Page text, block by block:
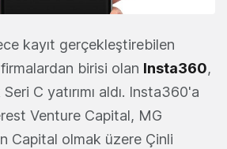
kayıt gerçekleştirebilen
birisi olan Insta360,
C yatırımı aldı. Insta360'a
Venture Capital, MG
Capital olmak üzere Çinli